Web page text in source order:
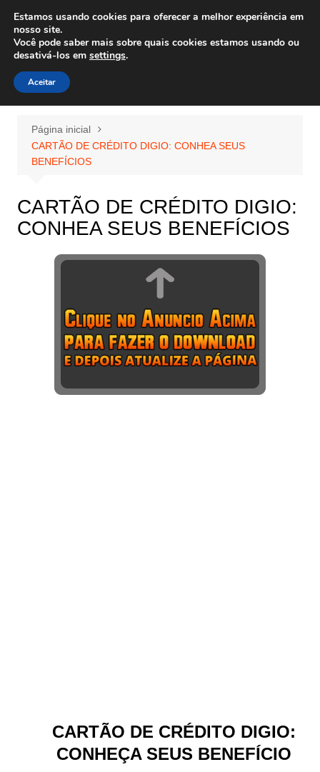
para
conteúdo
Wiley Wales
corais algas e vida marinha
Página inicial
CARTÃO DE CRÉDITO DIGIO: CONHEA SEUS
BENEFÍCIOS
CARTÃO DE CRÉDITO DIGIO:
CONHEA SEUS BENEFÍCIOS
CARTÃO DE CRÉDITO DIGIO:
CONHEÇA SEUS BENEFÍCIO
Estamos usando cookies para oferecer a melhor experiência em
nosso site.
Você pode saber mais sobre quais cookies estamos usando ou
desativá-los em settings.
Aceitar